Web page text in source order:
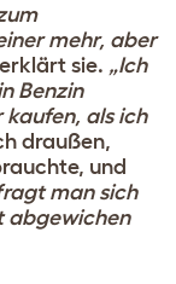
mehr, aber
erklärt sie. „Ich
Benzin
kaufen, als ich
draußen,
und
man sich
abgewichen